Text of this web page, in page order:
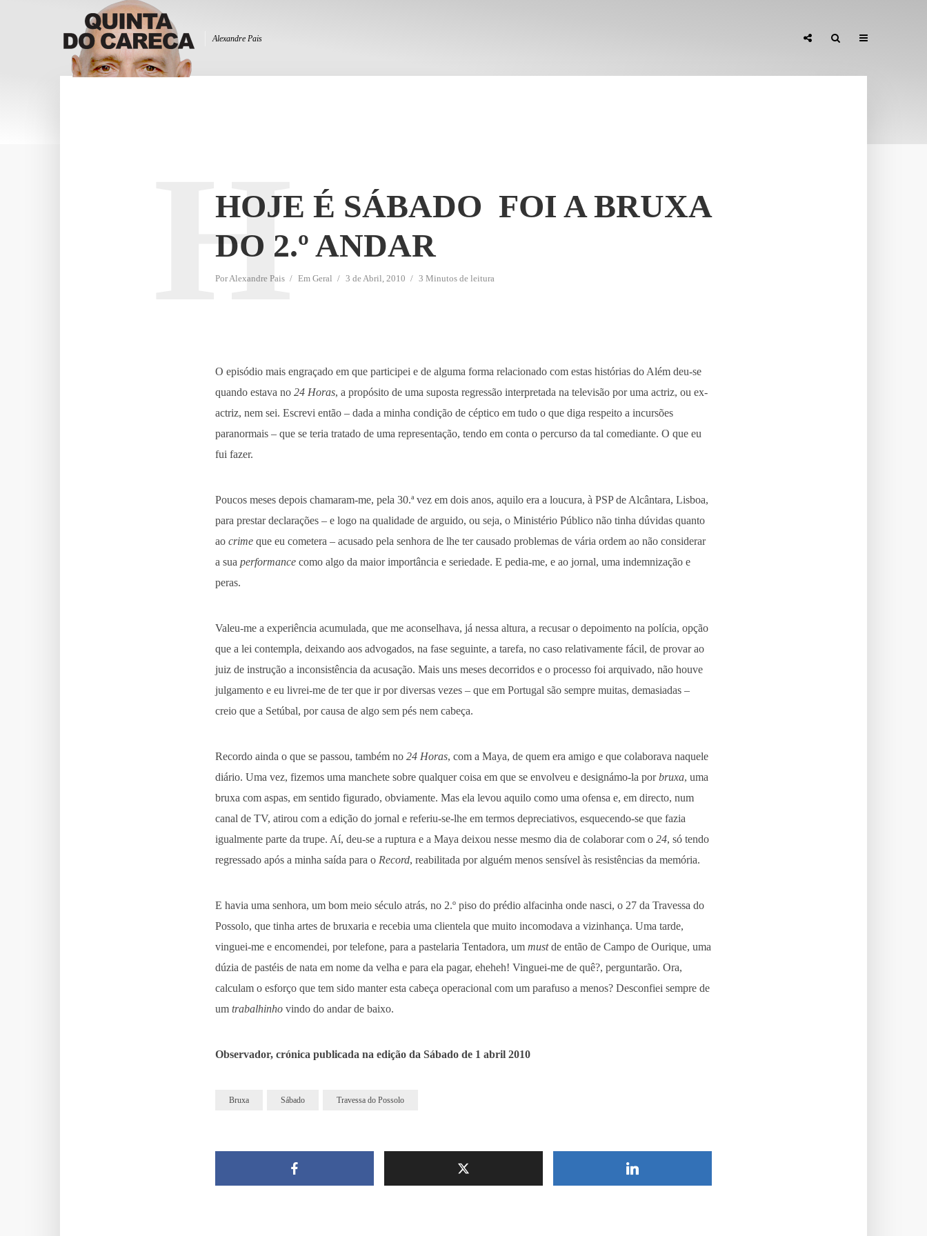
Alexandre Pais
HOJE É SÁBADO  FOI A BRUXA
DO 2.º ANDAR
PorAlexandre Pais Em Geral 3 de Abril, 2010 3 Minutos de leitura
H
O episódio mais engraçado em que participei e de alguma forma relacionado com estas histórias do Além deu-se
quando estava no 24 Horas, a propósito de uma suposta regressão interpretada na televisão por uma actriz, ou ex-
actriz, nem sei. Escrevi então – dada a minha condição de céptico em tudo o que diga respeito a incursões
paranormais – que se teria tratado de uma representação, tendo em conta o percurso da tal comediante. O que eu
fui fazer.
Poucos meses depois chamaram-me, pela 30.ª vez em dois anos, aquilo era a loucura, à PSP de Alcântara, Lisboa,
para prestar declarações – e logo na qualidade de arguido, ou seja, o Ministério Público não tinha dúvidas quanto
ao crime que eu cometera – acusado pela senhora de lhe ter causado problemas de vária ordem ao não considerar
a sua performance como algo da maior importância e seriedade. E pedia-me, e ao jornal, uma indemnização e
peras.
Valeu-me a experiência acumulada, que me aconselhava, já nessa altura, a recusar o depoimento na polícia, opção
que a lei contempla, deixando aos advogados, na fase seguinte, a tarefa, no caso relativamente fácil, de provar ao
juiz de instrução a inconsistência da acusação. Mais uns meses decorridos e o processo foi arquivado, não houve
julgamento e eu livrei-me de ter que ir por diversas vezes – que em Portugal são sempre muitas, demasiadas –
creio que a Setúbal, por causa de algo sem pés nem cabeça.
Recordo ainda o que se passou, também no 24 Horas, com a Maya, de quem era amigo e que colaborava naquele
diário. Uma vez, fizemos uma manchete sobre qualquer coisa em que se envolveu e designámo-la porbruxa, uma
bruxa com aspas, em sentido figurado, obviamente. Mas ela levou aquilo como uma ofensa e, em directo, num
canal de TV, atirou com a edição do jornal e referiu-se-lhe em termos depreciativos, esquecendo-se que fazia
igualmente parte da trupe. Aí, deu-se a ruptura e a Maya deixou nesse mesmo dia de colaborar com o 24, só tendo
regressado após a minha saída para o Record, reabilitada por alguém menos sensível às resistências da memória.
E havia uma senhora, um bom meio século atrás, no 2.º piso do prédio alfacinha onde nasci, o 27 da Travessa do
Possolo, que tinha artes de bruxaria e recebia uma clientela que muito incomodava a vizinhança. Uma tarde,
vinguei-me e encomendei, por telefone, para a pastelaria Tentadora, um mustde então de Campo de Ourique, uma
dúzia de pastéis de nata em nome da velha e para ela pagar, eheheh! Vinguei-me de quê?, perguntarão. Ora,
calculam o esforço que tem sido manter esta cabeça operacional com um parafuso a menos? Desconfiei sempre de
um trabalhinho vindo do andar de baixo.
Observador, crónica publicada na edição da Sábado de 1 abril 2010
Bruxa Sábado Travessa do Possolo